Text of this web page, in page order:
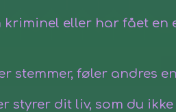
kriminel eller har fået
stemmer, føler andres
dit liv, som du ikke